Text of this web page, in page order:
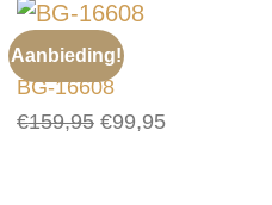
Aanbieding!
TASSEN
BG-16608
€159,95 Oorspronkelijke
€99,95Huidige